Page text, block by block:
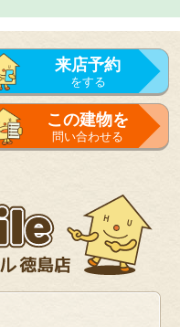
来店予約
をする
来店予約
をする
この建物を
問い合わせる